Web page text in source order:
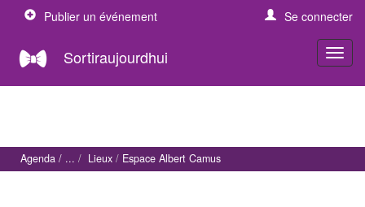
Publier un événement Se connecter
Sortiraujourdhui
Agenda Lieux Espace Albert Camus